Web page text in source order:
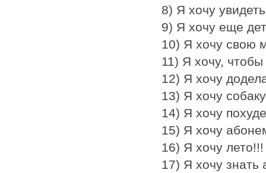
8) Я хочу
9) Я хочу еще
10) Я хочу свою
11) Я хочу,
12) Я хочу
13) Я хочу собаку
14) Я хочу
15) Я хочу
16) Я хочу лето!!!
17) Я хочу знать